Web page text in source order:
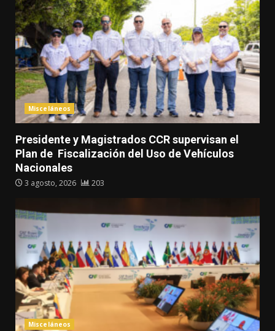
Misceláneos
Presidente y Magistrados CCR supervisan el
Plan de Fiscalización del Uso de Vehículos
Nacionales
3 agosto, 2026 203
Misceláneos